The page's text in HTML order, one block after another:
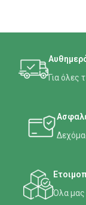
Για όλες
Όλα μας